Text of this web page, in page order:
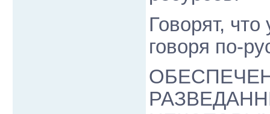
Говорят,
говоря по-